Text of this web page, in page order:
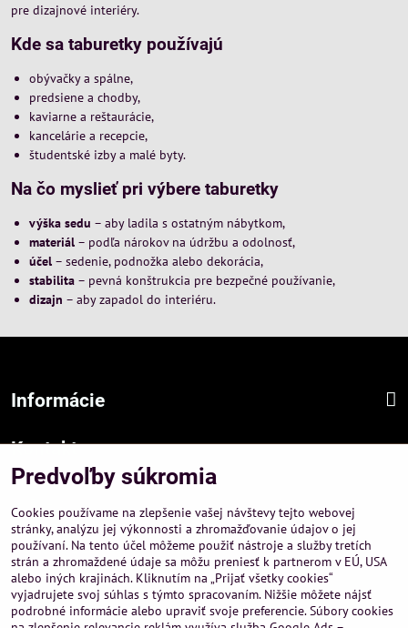
pre dizajnové interiéry.
Kde sa taburetky používajú
obývačky a spálne,
predsiene a chodby,
kaviarne a reštaurácie,
kancelárie a recepcie,
študentské izby a malé byty.
Na čo myslieť pri výbere taburetky
výška sedu – aby ladila s ostatným nábytkom,
materiál – podľa nárokov na údržbu a odolnosť,
účel – sedenie, podnožka alebo dekorácia,
stabilita – pevná konštrukcia pre bezpečné používanie,
dizajn – aby zapadol do interiéru.
Informácie
Kontakt
Sídlo firmy :
Hurbanová 3807/21, 03601 Martin
Prevádzka a obchodné informácie :
A-PEMA, s.r.o.
Severná 14, 03601 Martin
+421 911 532545
Predvoľby súkromia
Cookies používame na zlepšenie vašej návštevy tejto webovej
stránky, analýzu jej výkonnosti a zhromažďovanie údajov o jej
používaní. Na tento účel môžeme použiť nástroje a služby tretích
strán a zhromaždené údaje sa môžu preniesť k partnerom v EÚ, USA
alebo iných krajinách. Kliknutím na „Prijať všetky cookies“
vyjadrujete svoj súhlas s týmto spracovaním. Nižšie môžete nájsť
podrobné informácie alebo upraviť svoje preferencie. Súbory cookies